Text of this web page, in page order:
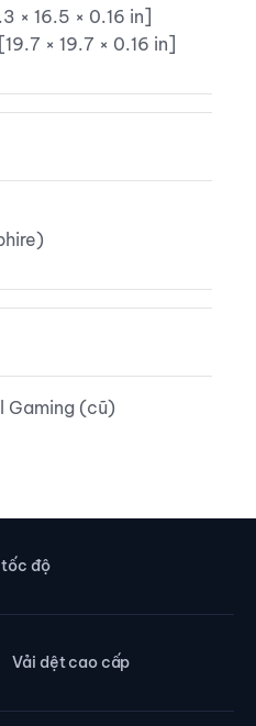
× 16.5 × 0.16 in]
× 19.7 × 0.16 in]
Gaming (cũ)
tốc độ
Vải dệt cao cấp